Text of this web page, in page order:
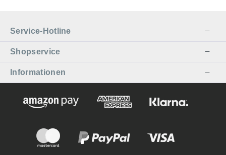
Service-Hotline
Shopservice
Informationen